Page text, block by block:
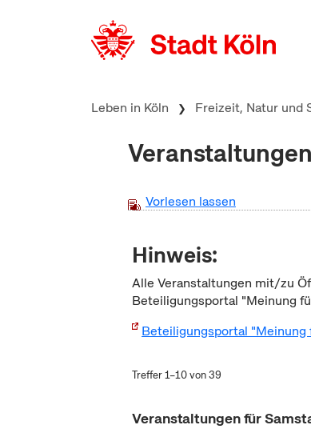
Leben in Köln Freizeit, Natur und
Veranstaltungen
Vorlesen lassen
Hinweis:
Alle Veranstaltungen mit/zu
Beteiligungsportal "Meinung
Beteiligungsportal "Meinung
Treffer 1–10 von 39
Veranstaltungen für